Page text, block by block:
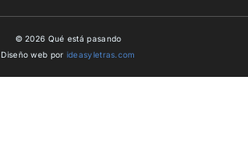
© 2026 Qué está pasando
Diseño web por ideasyletras.com